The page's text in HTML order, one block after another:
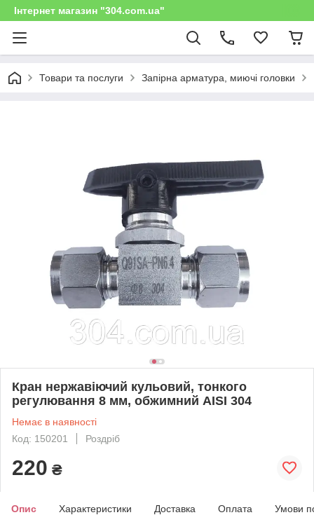
Інтернет магазин "304.com.ua"
Товари та послуги Запірна арматура, миючі головки
Кран нержавіючий кульовий, тонкого
регулювання 8 мм, обжимний AISI 304
Немає в наявності
Код: 150201
Роздріб
220 ₴
Опис Характеристики Доставка Оплата Умови